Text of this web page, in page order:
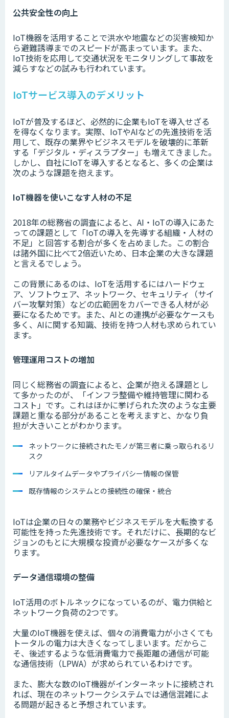
公共安全性の向上
IoT機器を活用することで洪水や地震などの災害検知か
ら避難誘導までのスピードが高まっています。また、
IoT技術を応用して交通状況をモニタリングして事故を
減らすなどの試みも行われています。
IoTサービス導入のデメリット
IoTが普及するほど、必然的に企業もIoTを導入せざる
を得なくなります。実際、IoTやAIなどの先進技術を活
用して、既存の業界やビジネスモデルを破壊的に革新
する「デジタル・ディスラプター」も増えてきました。
しかし、自社にIoTを導入するとなると、多くの企業は
次のような課題を抱えます。
IoT機器を使いこなす人材の不足
2018年の総務省の調査によると、AI・IoTの導入にあた
っての課題として「IoTの導入を先導する組織・人材の
不足」と回答する割合が多くを占めました。この割合
は諸外国に比べて2倍近いため、日本企業の大きな課題
と言えるでしょう。
この背景にあるのは、IoTを活用するにはハードウェ
ア、ソフトウェア、ネットワーク、セキュリティ（サイ
バー攻撃対策）などの広範囲をカバーできる人材が必
要になるためです。また、AIとの連携が必要なケースも
多く、AIに関する知識、技術を持つ人材も求められてい
ます。
管理運用コストの増加
同じく総務省の調査によると、企業が抱える課題とし
て多かったのが、「インフラ整備や維持管理に関わる
コスト」です。これはほかに挙げられた次のような主要
課題と重なる部分があることを考えますと、かなり負
担が大きいことがわかります。
ネットワークに接続されたモノが第三者に乗っ取られるリ
スク
リアルタイムデータやプライバシー情報の保管
既存情報のシステムとの接続性の確保・統合
IoTは企業の日々の業務やビジネスモデルを大転換する
可能性を持った先進技術です。それだけに、長期的なビ
ジョンのもとに大規模な投資が必要なケースが多くな
ります。
データ通信環境の整備
IoT活用のボトルネックになっているのが、電力供給と
ネットワーク負荷の2つです。
大量のIoT機器を使えば、個々の消費電力が小さくても
トータルの電力は大きくなってしまいます。だからこ
そ、後述するような低消費電力で長距離の通信が可能
な通信技術（LPWA）が求められているわけです。
また、膨大な数のIoT機器がインターネットに接続され
れば、現在のネットワークシステムでは通信混雑によ
る問題が起きると予想されています。